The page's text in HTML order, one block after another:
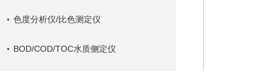
色度分析仪/比色测定仪
BOD/COD/TOC水质侧定仪